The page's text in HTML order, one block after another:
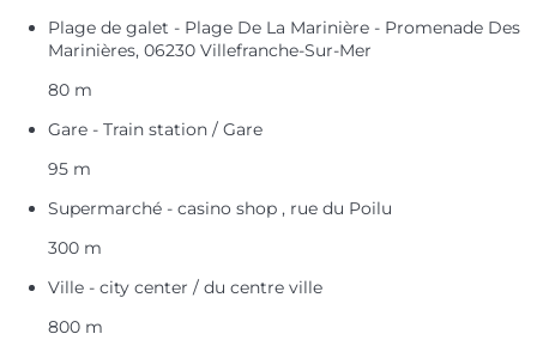
Plage de galet - Plage De La Marinière - Promenade Des
Marinières, 06230 Villefranche-Sur-Mer
80 m
Gare - Train station / Gare
95 m
Supermarché - casino shop , rue du Poilu
300 m
Ville - city center / du centre ville
800 m